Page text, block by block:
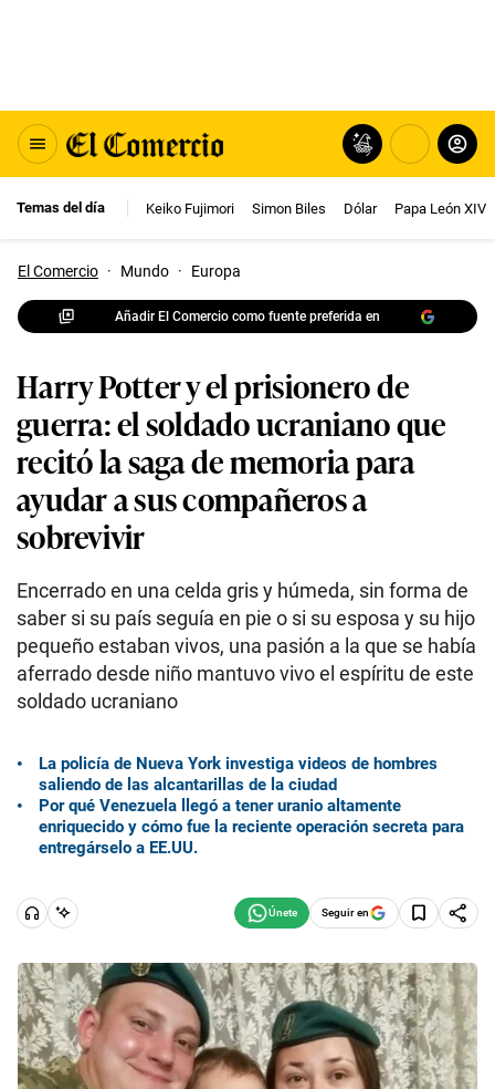
Temas del día Keiko Fujimori Simon Biles Dólar Papa León XIV
El Comercio · Mundo · Europa
Añadir El Comercio como fuente preferida en
Harry Potter y el prisionero de
guerra: el soldado ucraniano que
recitó la saga de memoria para
ayudar a sus compañeros a
sobrevivir
Encerrado en una celda gris y húmeda, sin forma de
saber si su país seguía en pie o si su esposa y su hijo
pequeño estaban vivos, una pasión a la que se había
aferrado desde niño mantuvo vivo el espíritu de este
soldado ucraniano
La policía de Nueva York investiga videos de hombres
saliendo de las alcantarillas de la ciudad
Por qué Venezuela llegó a tener uranio altamente
enriquecido y cómo fue la reciente operación secreta para
entregárselo a EE.UU.
Seguir en